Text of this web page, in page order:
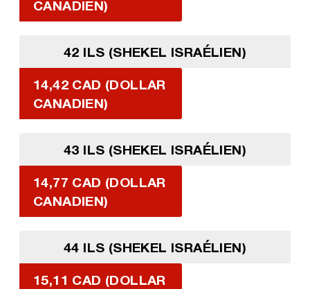
CANADIEN)
42 ILS (SHEKEL ISRAÉLIEN)
14,42 CAD (DOLLAR
CANADIEN)
43 ILS (SHEKEL ISRAÉLIEN)
14,77 CAD (DOLLAR
CANADIEN)
44 ILS (SHEKEL ISRAÉLIEN)
15,11 CAD (DOLLAR